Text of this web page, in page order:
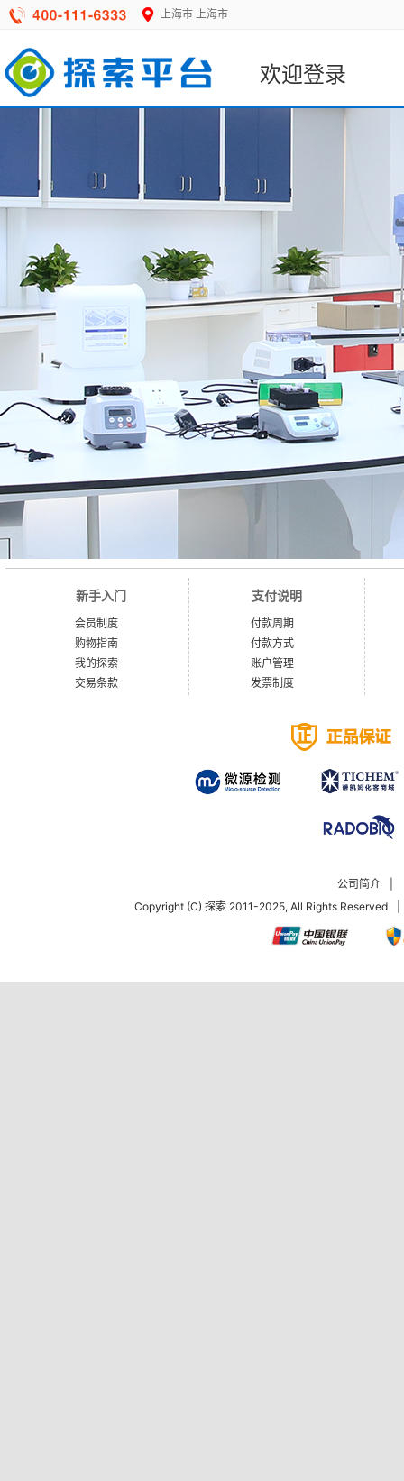
上海市 上海市
欢迎登录
新手入门
会员制度
购物指南
我的探索
交易条款
支付说明
付款周期
付款方式
账户管理
发票制度
公司简介
Copyright (C) 探索 2011-2025, All Rights Reserved